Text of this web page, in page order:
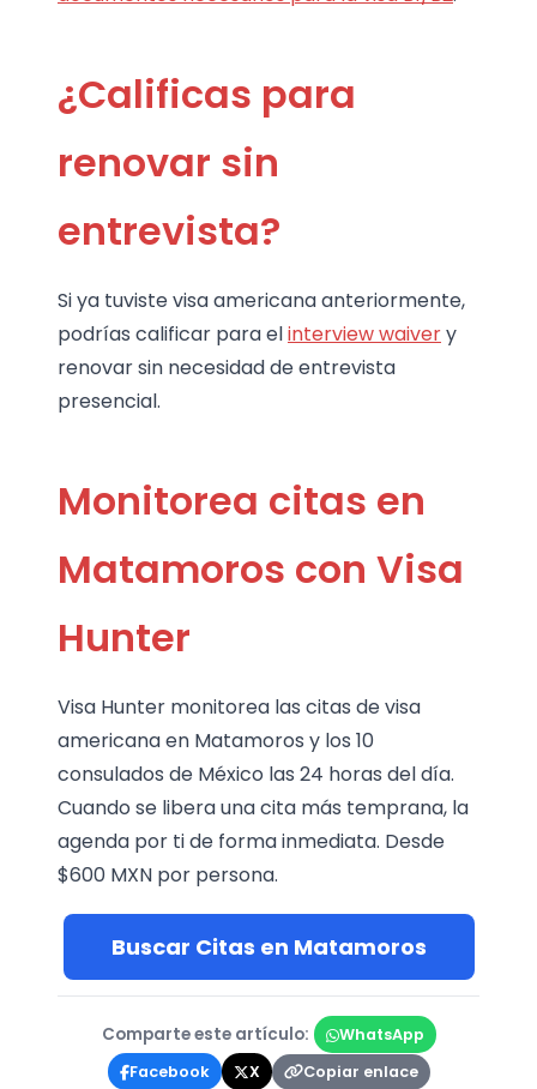
¿Calificas para
renovar sin
entrevista?
Si ya tuviste visa americana anteriormente,
podrías calificar para elinterview waivery
renovar sin necesidad de entrevista
presencial.
Monitorea citas en
Matamoros con Visa
Hunter
Visa Hunter monitorea las citas de visa
americana en Matamoros y los 10
consulados de México las 24 horas del día.
Cuando se libera una cita más temprana, la
agenda por ti de forma inmediata. Desde
$600 MXN por persona.
Buscar Citas en Matamoros
Comparte este artículo:
WhatsApp
Facebook
X Copiar enlace